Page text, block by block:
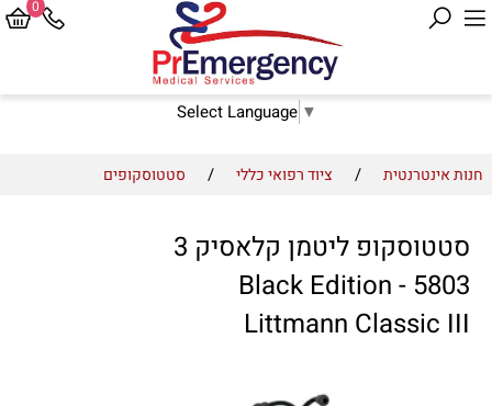
Select Language ▼
0
חנות אינטרנטית / ציוד רפואי כללי / סטטוסקופים
סטטוסקופ ליטמן קלאסיק 3
Black Edition - 5803
Littmann Classic III